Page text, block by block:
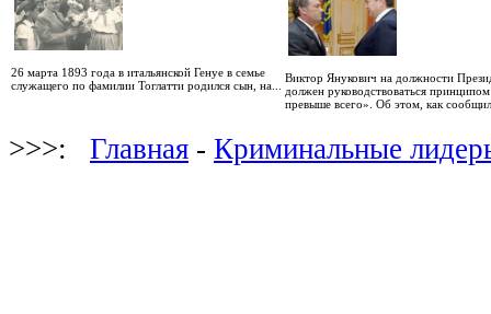
26 марта 1893 года в итальянской Генуе в семье
служащего по фамилии Тоглатти родился сын, на...
Виктор Янукович на должности
должен руководствоваться
превыше всего». Об этом, как
>>>: Главная - Криминальные